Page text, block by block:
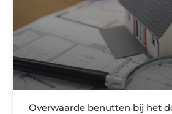
Overwaarde benutten bij het